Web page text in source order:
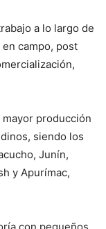
a lo largo de
campo, post
producción
siendo los
Junín,
y Apurímac,